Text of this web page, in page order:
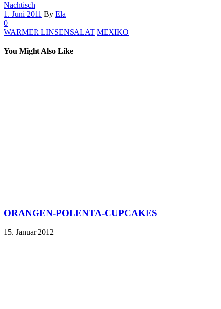
Nachtisch
1. Juni 2011 By Ela
0
WARMER LINSENSALAT MEXIKO
You Might Also Like
ORANGEN-POLENTA-CUPCAKES
15. Januar 2012